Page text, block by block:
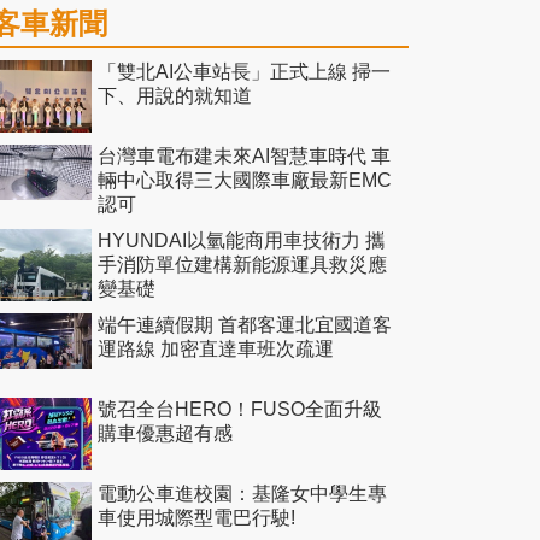
車新聞
「雙北AI公車站長」正式上線 掃一
下、用說的就知道
台灣車電布建未來AI智慧車時代 車
輛中心取得三大國際車廠最新EMC
認可
HYUNDAI以氫能商用車技術力 攜
手消防單位建構新能源運具救災應
變基礎
端午連續假期 首都客運北宜國道客
運路線 加密直達車班次疏運
號召全台HERO！FUSO全面升級
購車優惠超有感
電動公車進校園：基隆女中學生專
車使用城際型電巴行駛!